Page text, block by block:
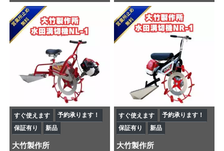
すぐ使えます
予約承ります！
保証有り
新品
大竹製作所
すぐ使えます
予約承ります！
保証有り
新品
大竹製作所